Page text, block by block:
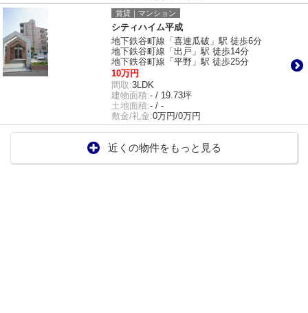
賃貸｜マンション
シティハイム平成
地下鉄谷町線「喜連瓜破」駅 徒歩6分
地下鉄谷町線「出戸」駅 徒歩14分
地下鉄谷町線「平野」駅 徒歩25分
10万円
間取:3LDK
建物面積:- / 19.73坪
土地面積:- / -
敷金/礼金:0万円/0万円
近くの物件をもっと見る